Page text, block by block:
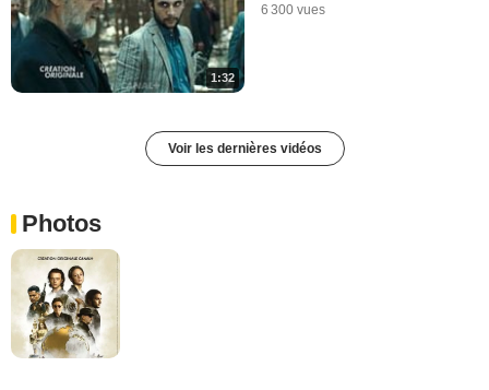
1:32
6 300 vues
Voir les dernières vidéos
Photos